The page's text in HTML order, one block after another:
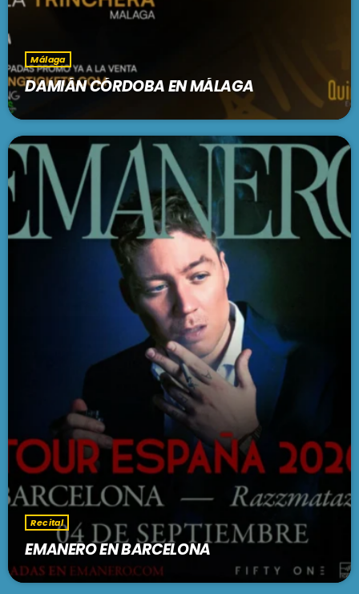
Málaga
DAMIÁN CÓRDOBA EN MÁLAGA
Recital
EMANERO EN BARCELONA